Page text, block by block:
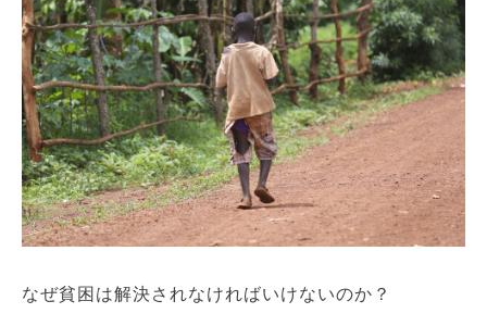
なぜ貧困は解決されなければいけないのか？